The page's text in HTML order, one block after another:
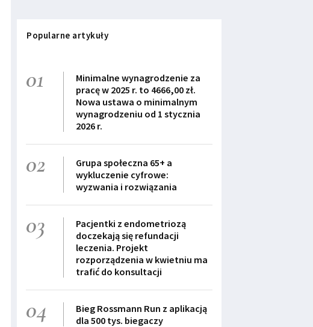
Popularne artykuły
01
Minimalne wynagrodzenie za
pracę w 2025 r. to 4666,00 zł.
Nowa ustawa o minimalnym
wynagrodzeniu od 1 stycznia
2026 r.
02
Grupa społeczna 65+ a
wykluczenie cyfrowe:
wyzwania i rozwiązania
03
Pacjentki z endometriozą
doczekają się refundacji
leczenia. Projekt
rozporządzenia w kwietniu ma
trafić do konsultacji
04
Bieg Rossmann Run z aplikacją
dla 500 tys. biegaczy